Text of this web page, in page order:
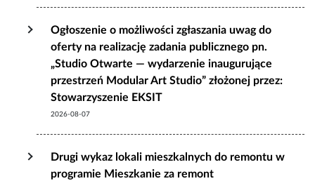
Ogłoszenie o możliwości zgłaszania uwag do
oferty na realizację zadania publicznego pn.
„Studio Otwarte — wydarzenie inaugurujące
przestrzeń Modular Art Studio” złożonej przez:
Stowarzyszenie EKSIT
2026-08-07
Drugi wykaz lokali mieszkalnych do remontu w
programie Mieszkanie za remont